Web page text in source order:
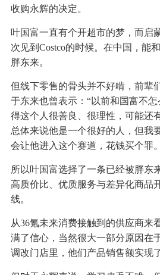
收购永辉的决定。
叶国富一直有个开超市的梦，而启
次见到Costco的时候。在中国，能
胖东来。
但线下零售的骨头并不好啃，前辈
于东来也曾表示：“以前和国富不
得这个人很善良、很理性，可能还
总体来说他是一个很好的人，但我
会让他进入这个赛道，花钱买个罪
所以叶国富选择了一条已经被胖
高质价比、优质服务与差异化商品
线。
从36氪未来消费接触到的供应商来
满了信心，当然很大一部分原因在
调改门店里，他们产品销售额实现